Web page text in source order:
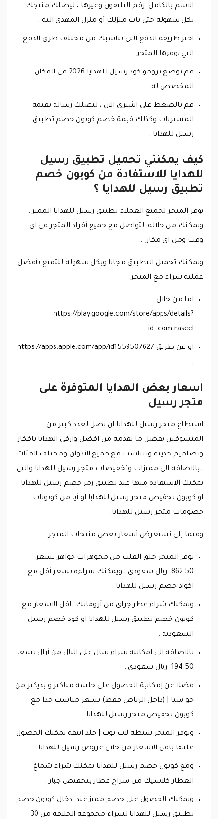
الاسم بالكامل ،رقم التليفون وغيرها ، ليصلك منتجك
بكل سهولة حتى باب منزلك أو منزل المهدى اليه .
اختر طريقة الدفع التي تناسبك من مختلف طرق الدفع
التي يوفرها المتجر .
قم بوضع برومو كود رسيل للهدايا 2026 فى المكان
المخصص له .
قم بالضغط على اشترى الان ، لتصلك رسالة بقيمة
المشتريات وكذلك قيمة خصم كوبون خصم تطبيق
رسيل للهدايا .
كيف يمكنني تحميل تطبيق رسيل
للهدايا للاستفادة من كوبون خصم
تطبيق رسيل للهدايا ؟
يوفر المتجر لجميع العملاء تطبيق رسيل للهدايا المميز ،
ويمكنك من خلاله التواصل مع جميع أفراد المتجر فى اى
وقت ومن اى مكان .
ويمكنك تحميل التطبيق مجانا وبكل سهولة للتمتع بأفضل
عملية شراء مع المتجر.
اما من خلال
https://play.google.com/store/apps/details?
id=com.raseel .
او عن طريق https://apps.apple.com/app/id1559507627
.
اسعار بعض الهدايا المتوفرة على
متجر رسيل
استطاع متجر رسيل للهدايا ان يصل لعدد كبير من
المتسوقين بفضل ما يقدمه من افضل وارقى الهدايا بافكار
وتصاميم حديثة وتتناسب مع جميع الأذواق ومختلف الفئات
، بالاضافة الى مميزات وتخفيضات متجر رسيل للهدايا والتى
يمكنك الاستفادة منها عند تطبيق رمز خصم رسيل للهدايا
او كوبون تخفيض متجر رسيل للهدايا او أيا من كوبونات
خصومات متجر رسيل للهدايا.
وفيما يلى نستعرض أسعار بعض منتجات المتجر :
يوفر المتجر حلق القلب من مجوهرات جواهر بسعر
862.50 ريال سعودي ، ويمكنك شراءه بسعر أقل مع
اكواد خصم رسيل للهدايا .
ويمكنك شراء عطر جراي من أروماتك باقل الاسعار مع
كوبون خصم تطبيق رسيل للهدايا او كود خصم رسيل
السعودية .
بالاضافة الى امكانية شراء شال على البال من أرال بسعر
194.50 ريال سعودى .
فضلا عن إمكانية الحصول على جلسة مناكير و بديكير من
جو سبا | (داخل الرياض فقط) بسعر مناسب جدا مع
كوبون تخفيض متجر رسيل للهدايا .
ويوفر المتجر شنطة لاب توب | جلد انيقة يمكنك الحصول
عليها باقل الاسعار من خلال عروض رسيل للهدايا .
ومع كوبون خصم رسيل للهدايا يمكنك شراء شماغ
العطار كلاسيك من سراج عطار بتخفيض جبار .
ويمكنك الحصول على خصم مميز عند ادخال كوبون خصم
تطبيق رسيل للهدايا لشراء مجموعة الحلاقة من 30